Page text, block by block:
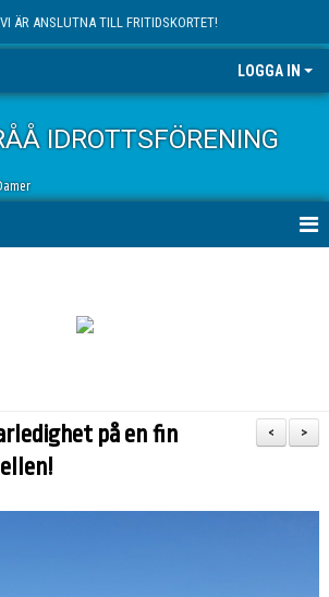
VI ÄR ANSLUTNA TILL FRITIDSKORTET!
LOGGA IN
IDROTTSFÖRENING
>
<
på en fin